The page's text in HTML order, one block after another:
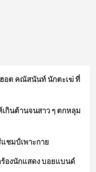
อต คณัสนันท์ นักตะเฆ่ ที่
กินต้านจนสาว ๆ ตกหลุม
ชมป์เพาะกาย
องนักแสดง บอยแบนด์